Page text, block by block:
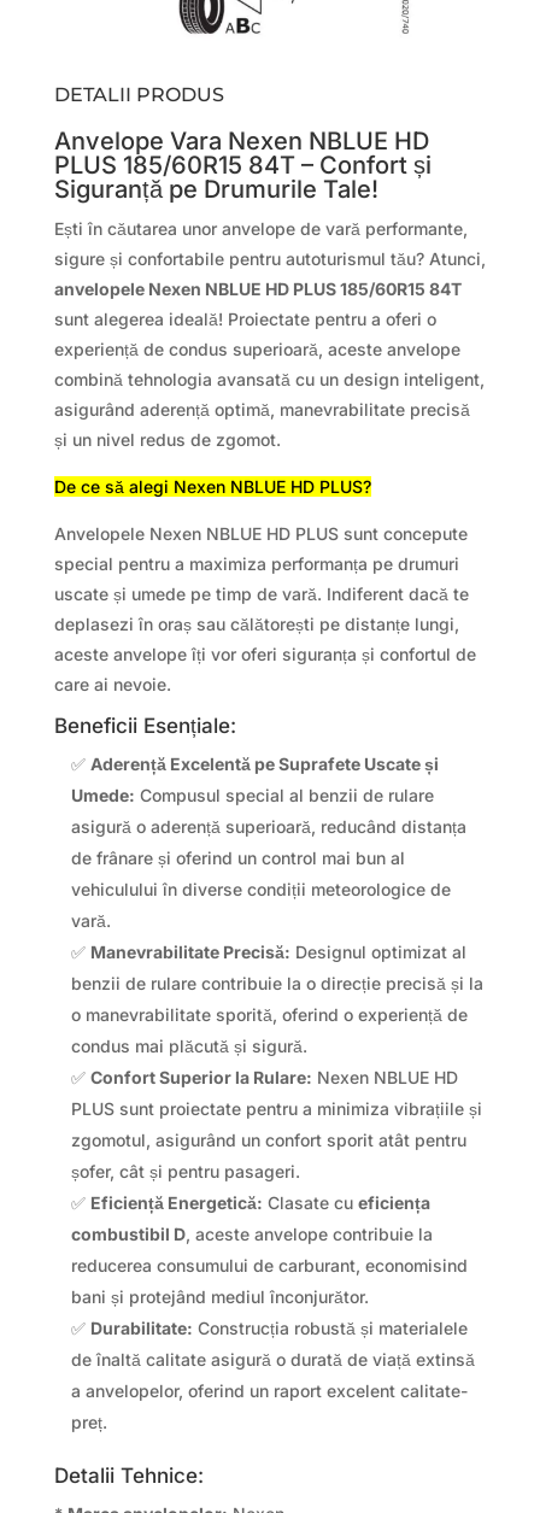
DETALII PRODUS
Anvelope Vara Nexen NBLUE HD
PLUS 185/60R15 84T – Confort și
Siguranță pe Drumurile Tale!
Ești în căutarea unor anvelope de vară performante,
sigure și confortabile pentru autoturismul tău? Atunci,
anvelopele Nexen NBLUE HD PLUS 185/60R15 84T
sunt alegerea ideală! Proiectate pentru a oferi o
experiență de condus superioară, aceste anvelope
combină tehnologia avansată cu un design inteligent,
asigurând aderență optimă, manevrabilitate precisă
și un nivel redus de zgomot.
De ce să alegi Nexen NBLUE HD PLUS?
Anvelopele Nexen NBLUE HD PLUS sunt concepute
special pentru a maximiza performanța pe drumuri
uscate și umede pe timp de vară. Indiferent dacă te
deplasezi în oraș sau călătorești pe distanțe lungi,
aceste anvelope îți vor oferi siguranța și confortul de
care ai nevoie.
Beneficii Esențiale:
✅ Aderență Excelentă pe Suprafete Uscate și
Umede: Compusul special al benzii de rulare
asigură o aderență superioară, reducând distanța
de frânare și oferind un control mai bun al
vehiculului în diverse condiții meteorologice de
vară.
✅ Manevrabilitate Precisă: Designul optimizat al
benzii de rulare contribuie la o direcție precisă și la
o manevrabilitate sporită, oferind o experiență de
condus mai plăcută și sigură.
✅ Confort Superior la Rulare: Nexen NBLUE HD
PLUS sunt proiectate pentru a minimiza vibrațiile și
zgomotul, asigurând un confort sporit atât pentru
șofer, cât și pentru pasageri.
✅ Eficiență Energetică: Clasate cu eficiența
combustibil D, aceste anvelope contribuie la
reducerea consumului de carburant, economisind
bani și protejând mediul înconjurător.
✅ Durabilitate: Construcția robustă și materialele
de înaltă calitate asigură o durată de viață extinsă
a anvelopelor, oferind un raport excelent calitate-
preț.
Detalii Tehnice: